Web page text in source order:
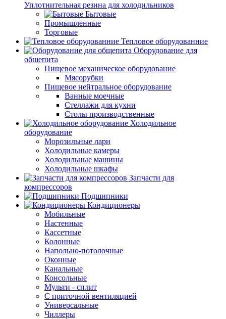
Уплотнительная резина для холодильников
Бытовые
Промышленные
Торговые
Тепловое оборудованние
Оборудование для
общепита
Пищевое механическое оборудование
Мясорубки
Пищевое нейтральное оборудование
Ванные моечные
Стеллажи для кухни
Столы производственные
Холодильное
оборудование
Морозильные лари
Холодильные камеры
Холодильные машины
Холодильные шкафы
Запчасти для
компрессоров
Подшипники
Кондиционеры
Мобильные
Настенные
Кассетные
Колонные
Напольно-потолочные
Оконные
Канальные
Консольные
Мульти - сплит
С приточной вентиляцией
Универсальные
Чиллеры